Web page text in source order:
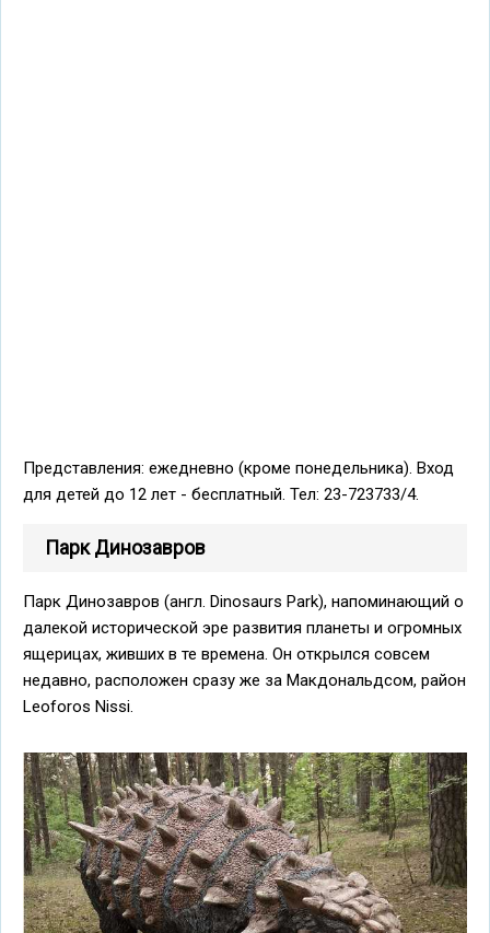
Представления: ежедневно (кроме понедельника). Вход
для детей до 12 лет - бесплатный. Teл: 23-723733/4.
Парк Динозавров
Парк Динозавров (англ. Dinosaurs Park), напоминающий о
далекой исторической эре развития планеты и огромных
ящерицах, живших в те времена. Он открылся совсем
недавно, расположен сразу же за Макдональдсом, район
Leoforos Nissi.